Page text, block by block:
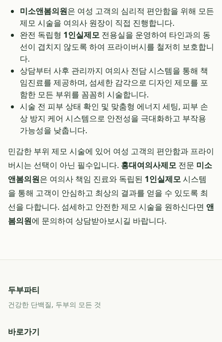
미소앤봄의원은 여성 고객의 심리적 편안함을 위해 모든
제모 시술을 여의사 원장이 직접 진행합니다.
완전 독립형 1인실제모 전용실을 운영하여 타인과의 동
선이 겹치지 않도록 하여 프라이버시를 철저히 보호합니
다.
상담부터 사후 관리까지 여의사 전담 시스템을 통해 책
임진료를 제공하며, 섬세한 감각으로 디자인 제모를 포
함한 모든 부위를 꼼꼼히 시술합니다.
시술 전 피부 상태 확인 및 맞춤형 에너지 세팅, 피부 손
상 방지 케어 시스템으로 안전성을 극대화하고 부작용
가능성을 낮춥니다.
민감한 부위 제모 시술에 있어 여성 고객의 편안함과 프라이
버시는 선택이 아닌 필수입니다. 홍대여의사제모 전문 미소
앤봄의원은 여의사 책임 진료와 독립된 1인실제모시스템
을 통해 고객이 안심하고 최상의 결과를 얻을 수 있도록 최
선을 다합니다. 섬세하고 안전한 제모 시술을 원하신다면 앤
봄의원에 문의하여 상담받아보시길 바랍니다.
두부파티
건강한 단백질, 두부의 모든 것
바로가기